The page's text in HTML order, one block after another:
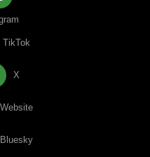
TikTok
X
Website
Bluesky